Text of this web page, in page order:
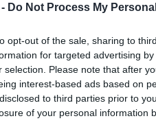
Do Not Process My
opt-out of the sale, sharing to
for targeted advertising
selection. Please note that after
interest-based ads based on
to third parties prior to
of your personal information
160 kiló
A szobor,
világ
törökországi
spirális
mutató